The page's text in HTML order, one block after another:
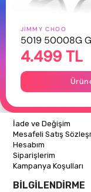
HAKKIMIZDA
Hakkımızda
Gizlilik Politikası
İletişim
Mağazalarımız
ALIŞVERİŞ
İade ve Değişim
Mesafeli Satış
Hesabım
Siparişlerim
Kampanya Koşulları
BİLGİLENDİRME
JIMMY CHOO
5019 50008G
4.499 TL